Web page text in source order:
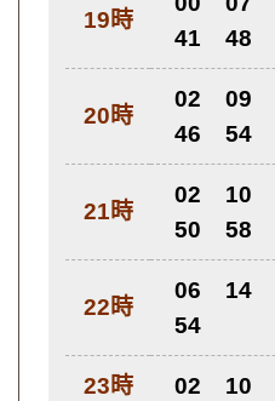
19時
41
48
20時
02 09
46
54
21時
02 10
50
58
22時
06 14
54
23時 02 10